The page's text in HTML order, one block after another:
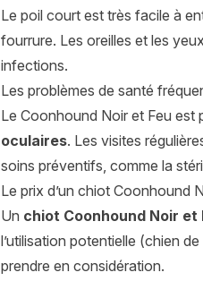
Le poil court est très facile à
fourrure. Les oreilles et les
infections.
Les problèmes de santé
Le Coonhound Noir et Feu est
oculaires. Les visites
soins préventifs, comme la
Le prix d’un chiot Coonhound
Un chiot Coonhound Noir et
l’utilisation potentielle (chien
prendre en considération.